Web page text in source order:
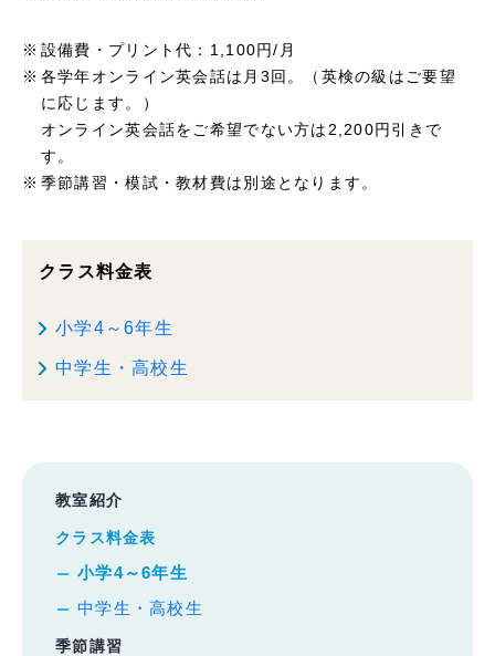
設備費・プリント代：1,100円/月
各学年オンライン英会話は月3回。（英検の級はご要望
に応じます。）
オンライン英会話をご希望でない方は2,200円引きで
す。
季節講習・模試・教材費は別途となります。
クラス料金表
小学4～6年生
中学生・高校生
教室紹介
クラス料金表
小学4～6年生
中学生・高校生
季節講習